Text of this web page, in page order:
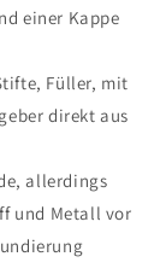
einer Kappe
Füller, mit
direkt aus
allerdings
und Metall vor